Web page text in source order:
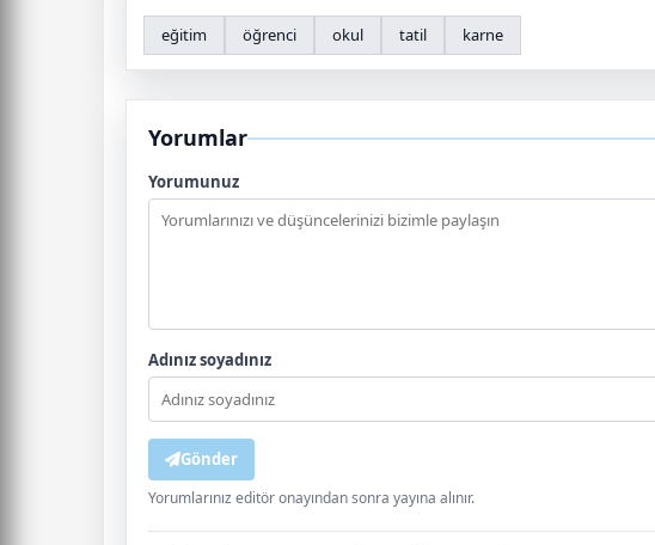
eğitim öğrenci okul tatil karne
Yorumlar
Yorumunuz
Adınız soyadınız
Gönder
Yorumlarınız editör onayından sonra yayına alınır.